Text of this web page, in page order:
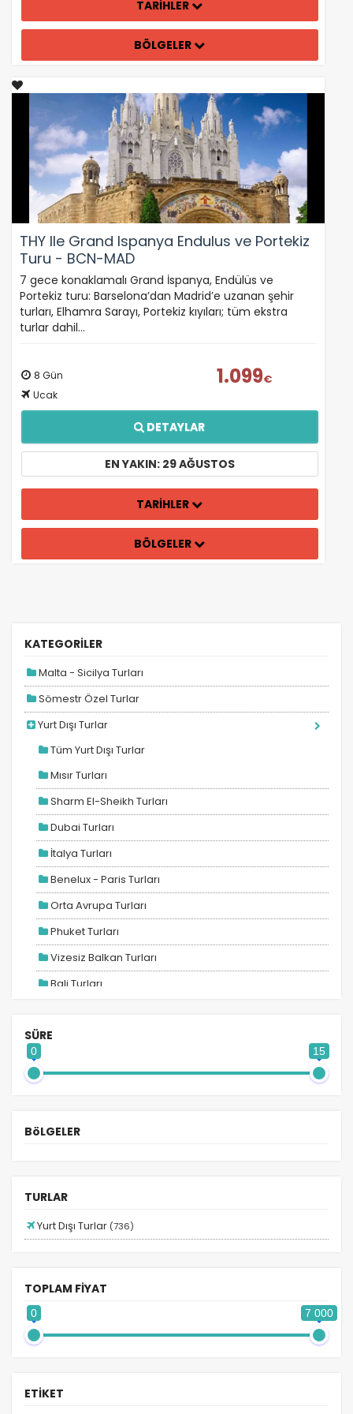
TARİHLER
BÖLGELER
THY Ile Grand Ispanya Endulus ve Portekiz
Turu - BCN-MAD
7 gece konaklamalı Grand İspanya, Endülüs ve
Portekiz turu: Barselona’dan Madrid’e uzanan şehir
turları, Elhamra Sarayı, Portekiz kıyıları; tüm ekstra
turlar dahil…
8 Gün
Ucak
1.099€
DETAYLAR
EN YAKIN: 29 AĞUSTOS
TARİHLER
BÖLGELER
KATEGORİLER
Malta - Sicilya Turları
Sömestr Özel Turlar
Yurt Dışı Turlar
Tüm Yurt Dışı Turlar
Mısır Turları
Sharm El-Sheikh Turları
Dubai Turları
İtalya Turları
Benelux - Paris Turları
Orta Avrupa Turları
Phuket Turları
Vizesiz Balkan Turları
Bali Turları
Ara Tatil Turları
Adana Hareketli Benelüx Turları
Adana Hareketli Turlar
Afrika Turları
Almanya Turları
Ankara Hareketli Balkan Turları
Ankara Hareketli İtalya Turları
SÜRE
0 15
BöLGELER
TURLAR
Yurt Dışı Turlar (736)
TOPLAM FİYAT
0 7 000
ETİKET